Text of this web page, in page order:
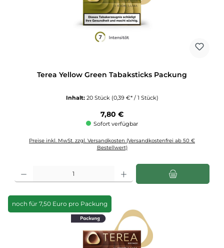
Terea Yellow Green Tabaksticks Packung
Inhalt: 20 Stück (0,39 €* / 1 Stück)
Regulärer Preis:
7,80 €
Sofort verfügbar
Preise inkl. MwSt. zzgl. Versandkosten (Versandkostenfrei ab 50 €
Bestellwert)
Produkt Anzahl: Gib den gewünschten Wert ein oder benutze die Schaltflächen
noch für 7,50 Euro pro Packung